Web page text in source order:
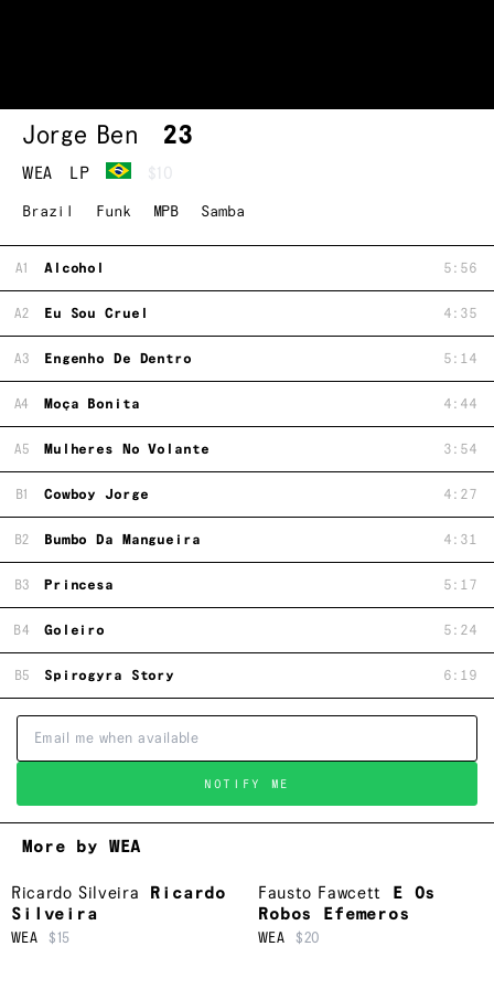
Jorge Ben 23
WEA LP $10
Brazil Funk MPB Samba
A1 Alcohol 5:56
A2 Eu Sou Cruel 4:35
A3 Engenho De Dentro 5:14
A4 Moça Bonita 4:44
A5 Mulheres No Volante 3:54
B1 Cowboy Jorge 4:27
B2 Bumbo Da Mangueira 4:31
B3 Princesa 5:17
B4 Goleiro 5:24
B5 Spirogyra Story 6:19
NOTIFY ME
More by WEA
Ricardo Silveira
Ricardo
Silveira
WEA $15
Fausto Fawcett
E Os
Robos Efemeros
WEA $20